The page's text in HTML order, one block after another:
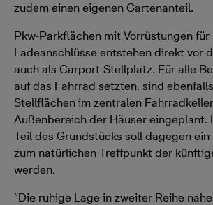
zudem einen eigenen Gartenanteil.
Pkw-Parkflächen mit Vorrüstungen für
Ladeanschlüsse entstehen direkt vor
auch als Carport-Stellplatz. Für alle
auf das Fahrrad setzten, sind
Stellflächen im zentralen
Außenbereich der Häuser eingeplant.
Teil des Grundstücks soll dagegen
zum natürlichen Treffpunkt der
werden.
”Die ruhige Lage in zweiter Reihe